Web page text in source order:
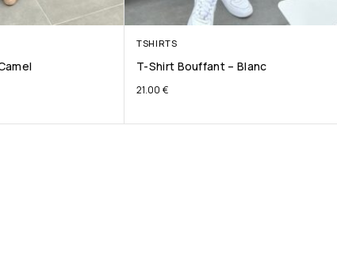
TSHIRTS
T-Shirt Bouffant – Blanc
21.00 €